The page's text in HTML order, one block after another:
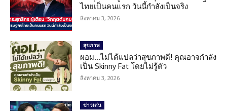
ไทยเป็นคนแรก วันนี้กำลังเป็นจริง
สิงหาคม 3, 2026
สุขภาพ
ผอม…ไม่ได้แปลว่าสุขภาพดี! คุณอาจกำลัง
เป็น Skinny Fat โดยไม่รู้ตัว
สิงหาคม 3, 2026
ข่าวเด่น